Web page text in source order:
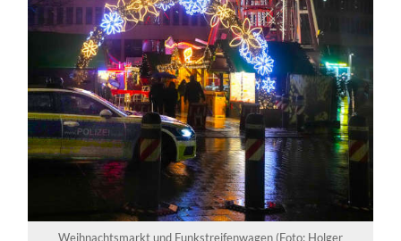
Weihnachtsmarkt und Funkstreifenwagen (Foto: Holger